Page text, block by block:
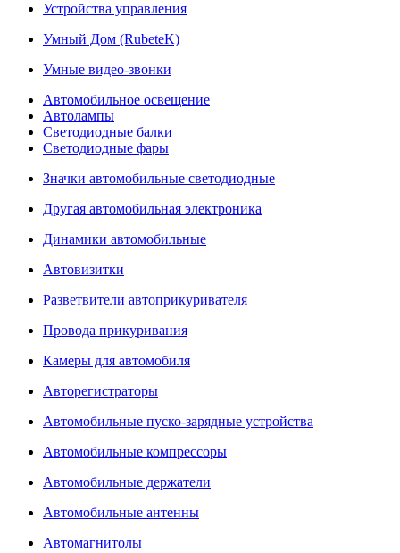
Устройства управления
Умный Дом (RubeteK)
Умные видео-звонки
Автомобильное освещение
Автолампы
Светодиодные балки
Светодиодные фары
Значки автомобильные светодиодные
Другая автомобильная электроника
Динамики автомобильные
Автовизитки
Разветвители автоприкуривателя
Провода прикуривания
Камеры для автомобиля
Авторегистраторы
Автомобильные пуско-зарядные устройства
Автомобильные компрессоры
Автомобильные держатели
Автомобильные антенны
Автомагнитолы